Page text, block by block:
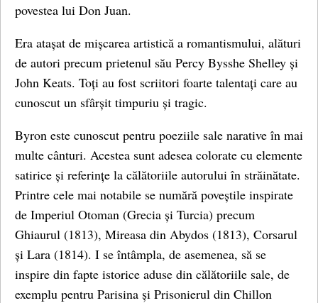
povestea lui Don Juan.
Era atașat de mișcarea artistică a romantismului, alături
de autori precum prietenul său Percy Bysshe Shelley și
John Keats. Toți au fost scriitori foarte talentați care au
cunoscut un sfârșit timpuriu și tragic.
Byron este cunoscut pentru poeziile sale narative în mai
multe cânturi. Acestea sunt adesea colorate cu elemente
satirice și referințe la călătoriile autorului în străinătate.
Printre cele mai notabile se numără poveștile inspirate
de Imperiul Otoman (Grecia și Turcia) precum
Ghiaurul (1813), Mireasa din Abydos (1813), Corsarul
și Lara (1814). I se întâmpla, de asemenea, să se
inspire din fapte istorice aduse din călătoriile sale, de
exemplu pentru Parisina și Prisonierul din Chillon